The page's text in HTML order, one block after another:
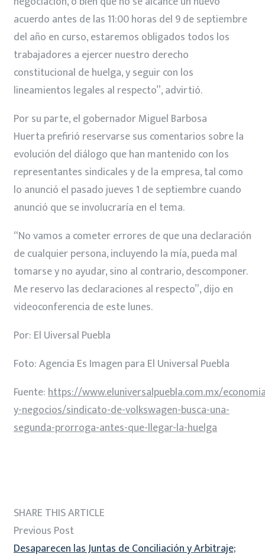
acuerdo antes de las 11:00 horas del 9 de septiembre
del año en curso, estaremos obligados todos los
trabajadores a ejercer nuestro derecho
constitucional de huelga, y seguir con los
lineamientos legales al respecto”, advirtió.
Por su parte, el gobernador Miguel Barbosa
Huerta prefirió reservarse sus comentarios sobre la
evolución del diálogo que han mantenido con los
representantes sindicales y de la empresa, tal como
lo anunció el pasado jueves 1 de septiembre cuando
anunció que se involucraría en el tema.
“No vamos a cometer errores de que una declaración
de cualquier persona, incluyendo la mía, pueda mal
tomarse y no ayudar, sino al contrario, descomponer.
Me reservo las declaraciones al respecto”, dijo en
videoconferencia de este lunes.
Por: El Uiversal Puebla
Foto: Agencia Es Imagen para El Universal Puebla
Fuente:https://www.eluniversalpuebla.com.mx/
y-negocios/sindicato-de-volkswagen-busca-una-
segunda-prorroga-antes-que-llegar-la-huelga
SHARE THIS ARTICLE
Previous Post
Desaparecen las Juntas de Conciliación y Arbitraje;